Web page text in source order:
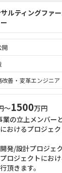
ルティングファ
開
改善・変革エンジニア
〜1500万円
業の立上メンバー
おけるプロジェ
発/設計プロジェ
ロジェクトにお
頂きます。